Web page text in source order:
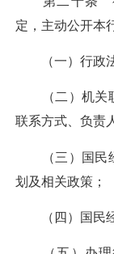
定，主动公开本
（一）行政法
（二）机关职
联系方式、负责
（三）国民经
划及相关政策；
（四）国民经